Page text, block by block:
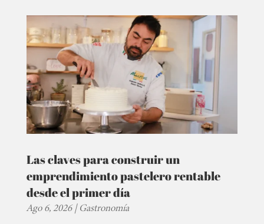
Las claves para construir un
emprendimiento pastelero rentable
desde el primer día
Ago 6, 2026|Gastronomía